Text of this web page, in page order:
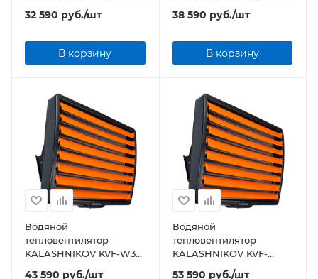
32 590 руб./шт
В корзину
38 590 руб./шт
В корзину
Водяной
тепловентилятор
KALASHNIKOV KVF-W30-
43 590 руб./шт
Водяной
тепловентилятор
KALASHNIKOV KVF-
53 590 руб./шт